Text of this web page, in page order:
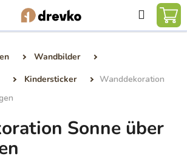
Suchen
Wandbilder
Kindersticker
Wanddekoration
Sonne über